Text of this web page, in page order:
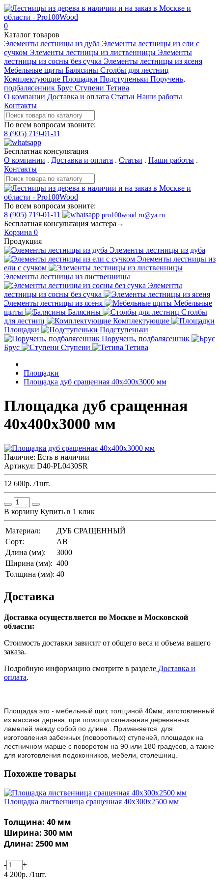
0
Каталог товаров
Элементы лестницы из дуба Элементы лестницы из ели с
сучком Элементы лестницы из лиственницы Элементы
лестницы из сосны без сучка Элементы лестницы из ясеня
Мебельные щиты Балясины Столбы для лестниц
Комплектующие Площадки Подступеньки Поручень,
подбалясенник Брус Ступени Тетива
О компании Доставка и оплата Статьи Наши работы
Контакты
По всем вопросам звоните:
8 (905) 719-01-11
Бесплатная консультация
О компании . Доставка и оплата . Статьи . Наши работы .
Контакты
По всем вопросам звоните:
8 (905) 719-01-11
pro100wood.ru@ya.ru
Бесплатная консультация мастера→
Корзина 0
Продукция
Элементы лестницы из дуба
Элементы лестницы из
ели с сучком
Элементы лестницы из лиственницы
Элементы
лестницы из сосны без сучка
Элементы лестницы из ясеня
Мебельные
щиты
Балясины
Столбы
для лестниц
Комплектующие
Площадки
Подступеньки
Поручень, подбалясенник
Брус
Ступени Тетива
Площадки
Площадка дуб сращенная 40х400х3000 мм
Площадка дуб сращенная
40х400х3000 мм
Наличие: Есть в наличии
Артикул: D40-PL0430SR
12 600р. /1шт.
В корзину Купить в 1 клик
Материал:
ДУБ СРАЩЕННЫЙ
Сорт:
AB
Длина (мм):
3000
Ширина (мм): 400
Толщина (мм): 40
Доставка
Доставка осуществляется по Москве и Московской
области:
Стоимость доставки зависит от общего веса и объема вашего
заказа.
Подробную информацию смотрите в разделе Доставка и
оплата.
Площадка это - мебельный щит, толщиной 40мм, изготовленный
из массива дерева, при помощи склеивания деревянных
ламелей между собой по длине . Применяется для
изготовления забежных (поворотных) ступеней, площадок на
лестничном марше с поворотом на 90 или 180 градусов, а также
для изготовления подоконников, мебели, столешниц.
Похожие товары
Площадка лиственница сращенная 40х300х2500 мм
Толщина: 40 мм
Ширина: 300 мм
Длина: 2500 мм
-
+
4 200р. /1шт.